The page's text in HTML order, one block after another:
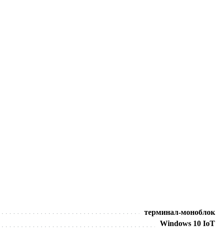
терминал-моноблок
Windows 10 IoT